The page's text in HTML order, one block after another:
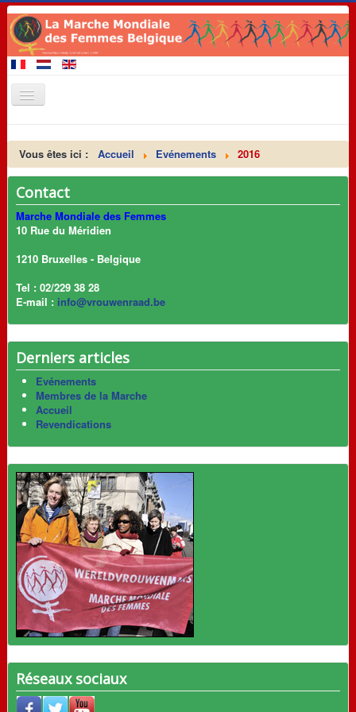
Membres de la Marche
A venir 2020
Evénements
Matériel de promotion
Contact
Liens
Vous êtes ici : Accueil Evénements 2016
Contact
Marche Mondiale des Femmes
10 Rue du Méridien
1210 Bruxelles - Belgique
Tel : 02/229 38 28
E-mail : info@vrouwenraad.be
Derniers articles
Evénements
Membres de la Marche
Accueil
Revendications
Réseaux sociaux